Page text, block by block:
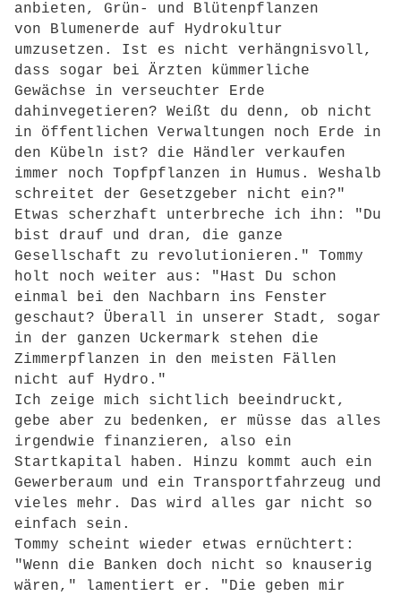
anbieten, Grün- und Blütenpflanzen
von Blumenerde auf Hydrokultur
umzusetzen. Ist es nicht verhängnisvoll,
dass sogar bei Ärzten kümmerliche
Gewächse in verseuchter Erde
dahinvegetieren? Weißt du denn, ob nicht
in öffentlichen Verwaltungen noch Erde in
den Kübeln ist? die Händler verkaufen
immer noch Topfpflanzen in Humus. Weshalb
schreitet der Gesetzgeber nicht ein?"
Etwas scherzhaft unterbreche ich ihn: "Du
bist drauf und dran, die ganze
Gesellschaft zu revolutionieren." Tommy
holt noch weiter aus: "Hast Du schon
einmal bei den Nachbarn ins Fenster
geschaut? Überall in unserer Stadt, sogar
in der ganzen Uckermark stehen die
Zimmerpflanzen in den meisten Fällen
nicht auf Hydro."
Ich zeige mich sichtlich beeindruckt,
gebe aber zu bedenken, er müsse das alles
irgendwie finanzieren, also ein
Startkapital haben. Hinzu kommt auch ein
Gewerberaum und ein Transportfahrzeug und
vieles mehr. Das wird alles gar nicht so
einfach sein.
Tommy scheint wieder etwas ernüchtert:
"Wenn die Banken doch nicht so knauserig
wären," lamentiert er. "Die geben mir